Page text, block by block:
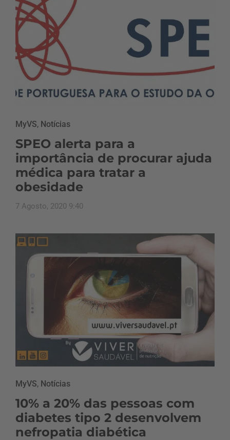
MyVS, Notícias
SPEO alerta para a
importância de procurar ajuda
médica para tratar a
obesidade
7 Agosto, 2020 9:40
MyVS, Notícias
10% a 20% das pessoas com
diabetes tipo 2 desenvolvem
nefropatia diabética